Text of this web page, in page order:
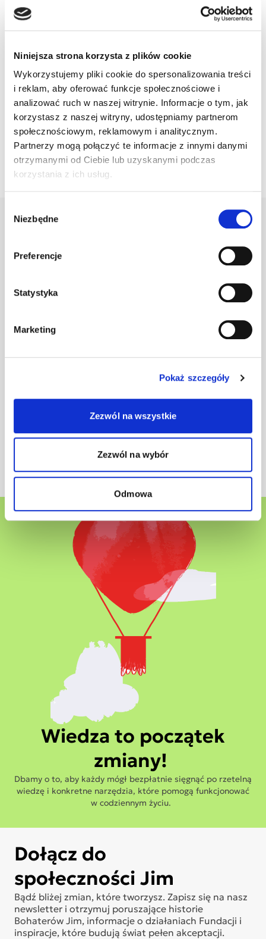
Niniejsza strona korzysta z plików cookie
Wykorzystujemy pliki cookie do spersonalizowania treści
i reklam, aby oferować funkcje społecznościowe i
analizować ruch w naszej witrynie. Informacje o tym, jak
korzystasz z naszej witryny, udostępniamy partnerom
społecznościowym, reklamowym i analitycznym.
Partnerzy mogą połączyć te informacje z innymi danymi
otrzymanymi od Ciebie lub uzyskanymi podczas
korzystania z ich usług.
zgody
Niezbędne
Preferencje
Statystyka
Marketing
Pokaż szczegóły
Zezwól na wszystkie
Zezwól na wybór
Odmowa
dzieci neuroatypowych w polskich
szkołach
Pobierz plik
Rozwiń więcej
Biuletyny
Diagnoza odmienia wszystko
Magazyn Jim numer (16) 2/2023
Pobierz plik
Wiedza to początek
zmiany!
Dbamy o to, aby każdy mógł bezpłatnie sięgnąć po rzetelną
wiedzę i konkretne narzędzia, które pomogą funkcjonować
w codziennym życiu.
Dołącz do
społeczności Jim
Bądź bliżej zmian, które tworzysz. Zapisz się na nasz
newsletter i otrzymuj poruszające historie
Bohaterów Jim, informacje o działaniach Fundacji i
inspiracje, które budują świat pełen akceptacji.